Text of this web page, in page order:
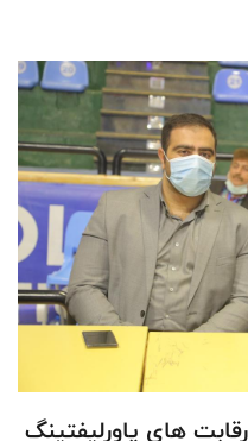
های پاورلیفتینگ